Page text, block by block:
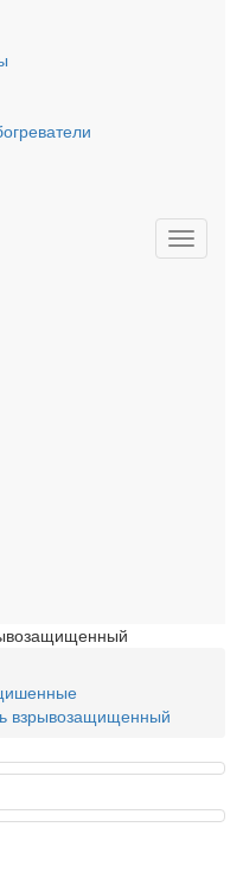
взрывозащищенный